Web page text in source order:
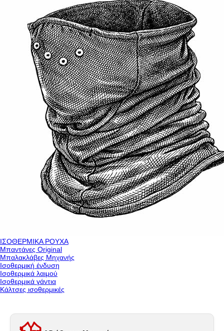
ΙΣΟΘΕΡΜΙΚΑ ΡΟΥΧΑ
Μπαντάνες Original
Μπαλακλάβες Μηχανής
Ισοθερμική ένδυση
Ισοθερμικά λαιμού
Ισοθερμικά γάντια
Κάλτσες ισοθερμικές